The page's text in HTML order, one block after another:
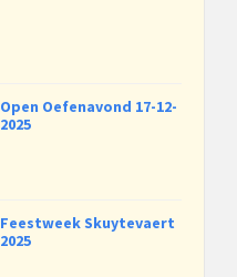
Open Oefenavond 17-12-
2025
Feestweek Skuytevaert
2025